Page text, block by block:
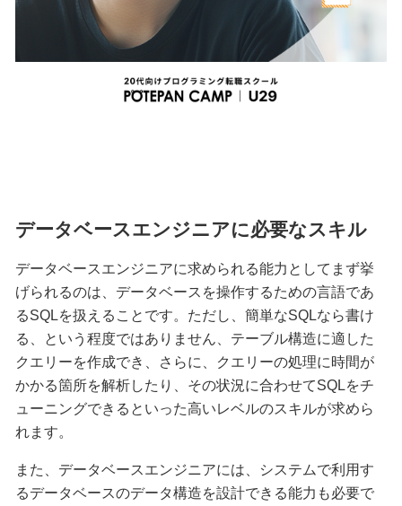
データベースエンジニアに必要なスキル
データベースエンジニアに求められる能力としてまず挙
げられるのは、データベースを操作するための言語であ
るSQLを扱えることです。ただし、簡単なSQLなら書け
る、という程度ではありません、テーブル構造に適した
クエリーを作成でき、さらに、クエリーの処理に時間が
かかる箇所を解析したり、その状況に合わせてSQLをチ
ューニングできるといった高いレベルのスキルが求めら
れます。
また、データベースエンジニアには、システムで利用す
るデータベースのデータ構造を設計できる能力も必要で